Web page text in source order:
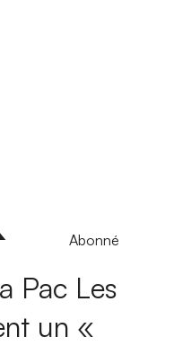
Abonné
Pac Les
un «